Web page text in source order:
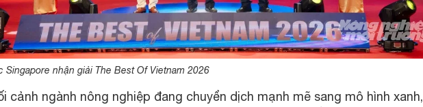
Singapore nhận giải The Best Of Vietnam 2026
cảnh ngành nông nghiệp đang chuyển dịch mạnh mẽ sang mô hình xanh,